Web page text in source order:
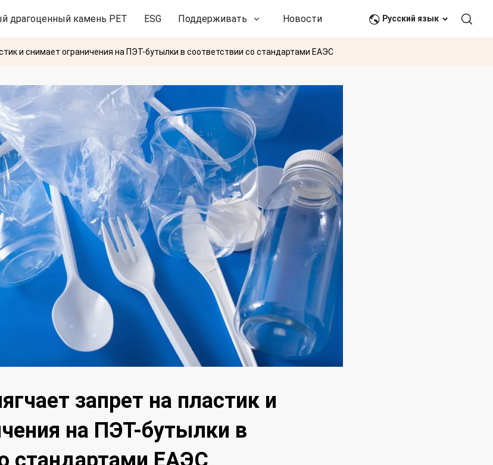
драгоценный камень PET ESG Поддерживать Новости и события Связаться с нами
Русский язык
и снимает ограничения на ПЭТ-бутылки в соответствии со стандартами ЕАЭС
запрет на пластик и
на ПЭТ-бутылки в
стандартами ЕАЭС